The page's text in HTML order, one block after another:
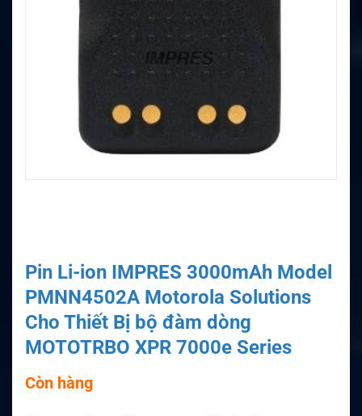
Pin Li-ion IMPRES 3000mAh Model
PMNN4502A Motorola Solutions
Cho Thiết Bị bộ đàm dòng
MOTOTRBO XPR 7000e Series
Còn hàng